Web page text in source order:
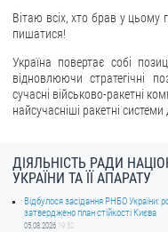
Питання запобігання корупції
Внутрішній аудит
ДЕРЖАВНИЙ РЕЄСТР САНКЦІЙ
Вітаю всіх, хто брав у цьому
пишатися!
Україна повертає собі
відновлюючи стратегічні
сучасні військово-ракетні
найсучасніші ракетні
ДІЯЛЬНІСТЬ РАДИ
УКРАЇНИ ТА ЇЇ АПАРАТУ
Відбулося засідання РНБО України:
затверджено план стійкості Києва
05.08.2026 19:52